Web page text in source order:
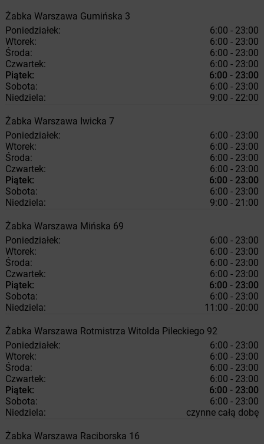
Żabka Warszawa Gumińska 3
Poniedziałek:
6:00 - 23:00
Wtorek:
6:00 - 23:00
Środa:
6:00 - 23:00
Czwartek:
6:00 - 23:00
Piątek:
6:00 - 23:00
Sobota:
6:00 - 23:00
Niedziela:
9:00 - 22:00
Żabka Warszawa Iwicka 7
Poniedziałek:
6:00 - 23:00
Wtorek:
6:00 - 23:00
Środa:
6:00 - 23:00
Czwartek:
6:00 - 23:00
Piątek:
6:00 - 23:00
Sobota:
6:00 - 23:00
Niedziela:
9:00 - 21:00
Żabka Warszawa Mińska 69
Poniedziałek:
6:00 - 23:00
Wtorek:
6:00 - 23:00
Środa:
6:00 - 23:00
Czwartek:
6:00 - 23:00
Piątek:
6:00 - 23:00
Sobota:
6:00 - 23:00
Niedziela:
11:00 - 20:00
Żabka Warszawa Rotmistrza Witolda Pileckiego 92
Poniedziałek:
6:00 - 23:00
Wtorek:
6:00 - 23:00
Środa:
6:00 - 23:00
Czwartek:
6:00 - 23:00
Piątek:
6:00 - 23:00
Sobota:
6:00 - 23:00
Niedziela:
czynne całą dobę
Żabka Warszawa Raciborska 16